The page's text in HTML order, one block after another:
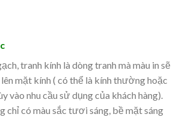
tranh kính là dòng tranh mà màu in sẽ
mặt kính ( có thể là kính thường hoặc
vào nhu cầu sử dụng của khách hàng).
chỉ có màu sắc tươi sáng, bề mặt sáng